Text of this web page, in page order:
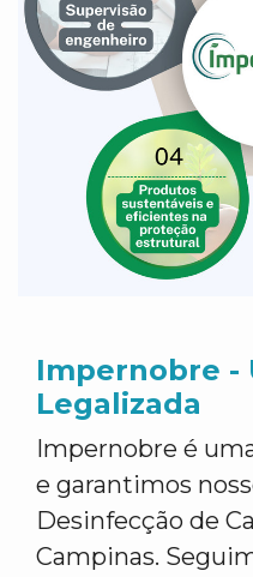
Impernobre -
Legalizada
Impernobre é
e garantimos
Desinfecção de
Campinas.